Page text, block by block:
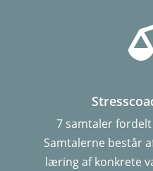
7 samtaler
Samtalerne består
læring af konkrete